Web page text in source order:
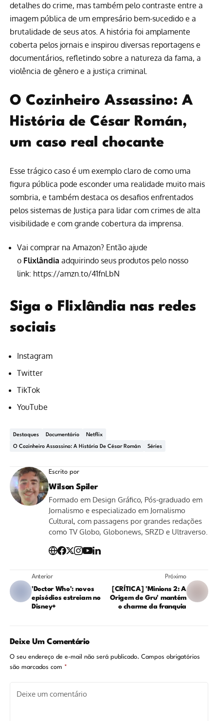
detalhes do crime, mas também pelo contraste entre a
imagem pública de um empresário bem-sucedido e a
brutalidade de seus atos. A história foi amplamente
coberta pelos jornais e inspirou diversas reportagens e
documentários, refletindo sobre a natureza da fama, a
violência de gênero e a justiça criminal.
O Cozinheiro Assassino: A
História de César Román,
um caso real chocante
Esse trágico caso é um exemplo claro de como uma
figura pública pode esconder uma realidade muito mais
sombria, e também destaca os desafios enfrentados
pelos sistemas de Justiça para lidar com crimes de alta
visibilidade e com grande cobertura da imprensa.
Vai comprar na Amazon? Então ajude
o Flixlândia adquirindo seus produtos pelo nosso
link: https://amzn.to/41fnLbN
Siga o Flixlândia nas redes
sociais
Instagram
Twitter
TikTok
YouTube
Destaques Documentário Netflix
O Cozinheiro Assassino: A História De César Román Séries
Escrito por
Wilson Spiler
Formado em Design Gráfico, Pós-graduado em
Jornalismo e especializado em Jornalismo
Cultural, com passagens por grandes redações
como TV Globo, Globonews, SRZD e Ultraverso.
Anterior
'Doctor Who': novos
episódios estreiam no
Disney+
Próximo
[CRÍTICA] 'Minions 2: A
Origem de Gru' mantém
o charme da franquia
Deixe Um Comentário
O seu endereço de e-mail não será publicado. Campos obrigatórios
são marcados com *